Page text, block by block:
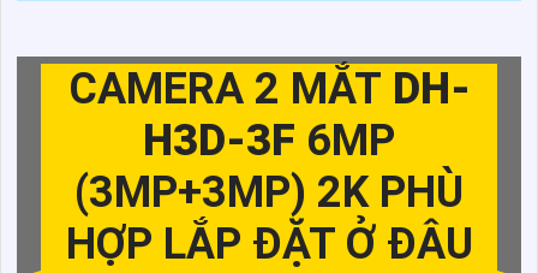
CAMERA 2 MẮT DH-
H3D-3F 6MP
(3MP+3MP) 2K PHÙ
HỢP LẮP ĐẶT Ở ĐÂU